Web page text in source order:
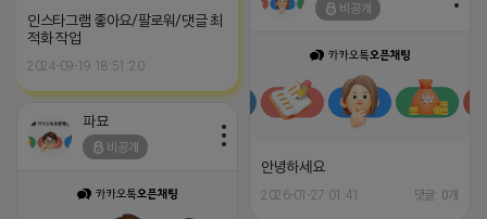
인스타그램 좋아요/팔로워/댓글 최
적화 작업
2024-09-19 18:51:20
비공개
안녕하세요
2026-01-27 01:41 댓글: 0개
파묘
비공개